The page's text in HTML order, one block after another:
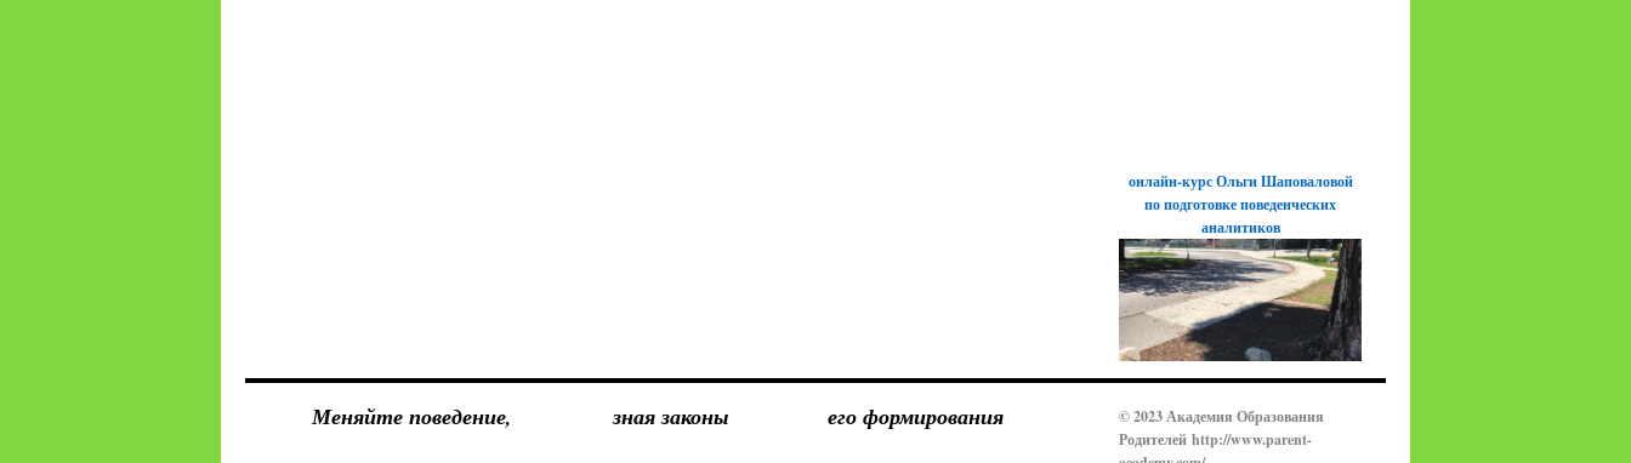
онлайн-курс Ольги Шаповаловой
по подготовке поведенческих
аналитиков
Меняйте поведение, зная законы его формирования
© 2023 Академия Образования
Родителей http://www.parent-